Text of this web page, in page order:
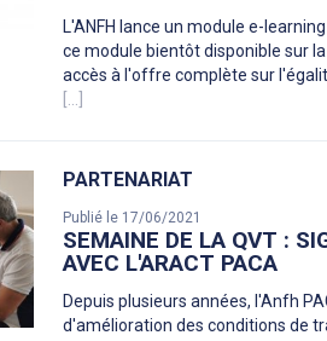
L'ANFH lance un module e-
ce module bientôt disponible sur
accès à l'offre complète sur
[...]
PARTENARIAT
Publié le 17/06/2021
SEMAINE DE LA QVT :
AVEC L'ARACT PACA
Depuis plusieurs années, l'Anfh
d'amélioration des conditions de